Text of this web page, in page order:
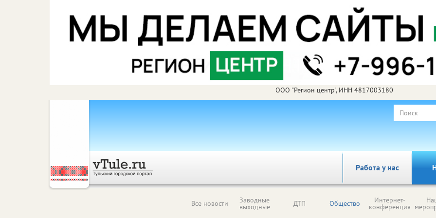
ООО "Регион центр", ИНН 4817003180
Работа у нас
Все новости Заводные
выходные ДТП Общество Интернет-
конференция